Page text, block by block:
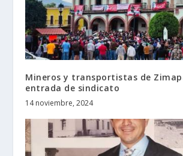
Mineros y transportistas de
entrada de sindicato
14 noviembre, 2024